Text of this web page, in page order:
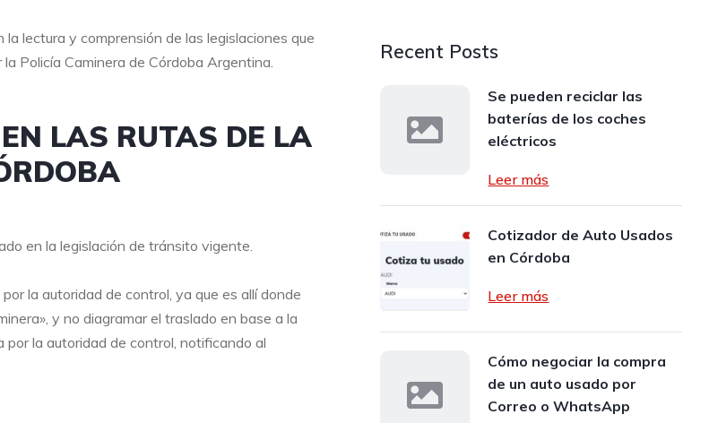
lectura y comprensión de las legislaciones que
Policía Caminera de Córdoba Argentina.
LAS RUTAS DE LA
en la legislación de tránsito vigente.
la autoridad de control, ya que es allí donde
y no diagramar el traslado en base a la
la autoridad de control, notificando al
Recent Posts
Se pueden reciclar las
baterías de los coches
eléctricos
Leer más
Cotizador de Auto Usados
en Córdoba
Leer más
Cómo negociar la compra
de un auto usado por
Correo o WhatsApp